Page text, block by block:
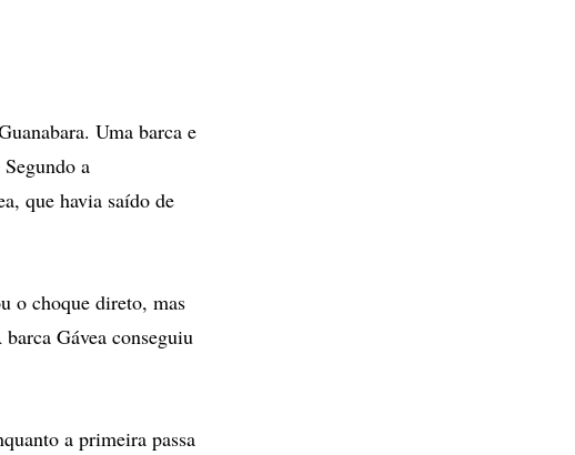
Uma barca e
a
que havia saído de
o choque direto, mas
Gávea conseguiu
a primeira passa